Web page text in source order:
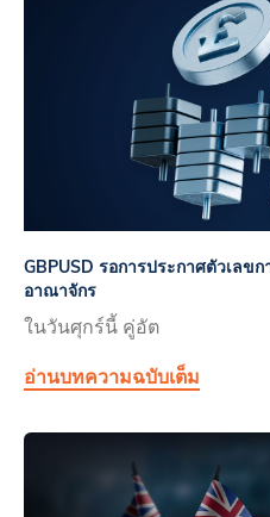
GBPUSD รอการประกาศตัวเลข
อาณาจักร
ในวันศุกร์นี้ คู่อัต
อ่านบทความฉบับเต็ม